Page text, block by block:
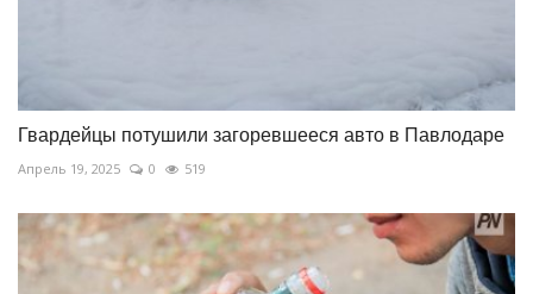
Гвардейцы потушили загоревшееся авто в Павлодаре
Апрель 19, 2025 0 519